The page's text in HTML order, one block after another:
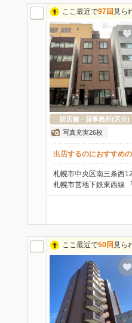
ここ最近で97回 見ら
貸店舗・貸事務所(区分)
写真充実26枚
出店するのにおすすめ
札幌市中央区南三条西
札幌市営地下鉄東西線
ここ最近で50回 見ら